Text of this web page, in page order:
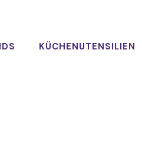
KÜCHENUTENSILIEN